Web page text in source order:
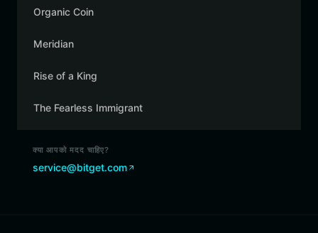
Organic Coin
Meridian
Rise of a King
The Fearless Immigrant
क्या आपको मदद चाहिए?
service@bitget.com